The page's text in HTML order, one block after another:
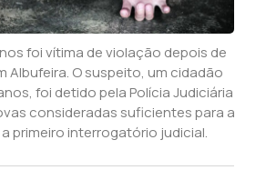
foi vítima de violação depois de
Albufeira. O suspeito, um cidadão
foi detido pela Polícia Judiciária
consideradas suficientes para a
primeiro interrogatório judicial.